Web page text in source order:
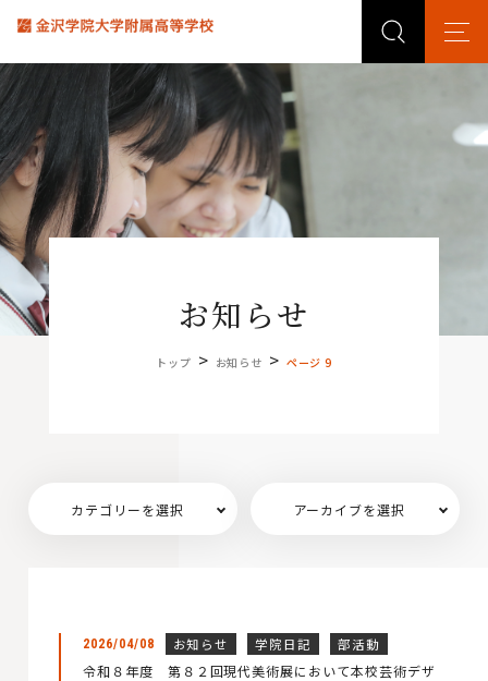
お知らせ
トップ > お知らせ > ページ 9
カテゴリーを選択 アーカイブを選択
2026/04/08 お知らせ 学院日記 部活動
令和８年度 第８２回現代美術展において本校芸術デザ